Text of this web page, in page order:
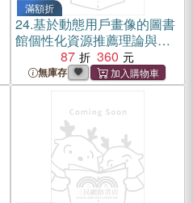
滿額折
24.基於動態用戶畫像的圖書
館個性化資源推薦理論與實
踐（簡體書）
87 360
無庫存